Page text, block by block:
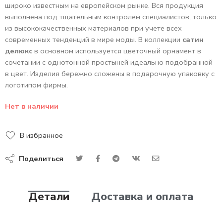
широко известным на европейском рынке. Вся продукция
выполнена под тщательным контролем специалистов, только
из высококачественных материалов при учете всех
современных тенденций в мире моды. В коллекции сатин
делюкс в основном используется цветочный орнамент в
сочетании с однотонной простыней идеально подобранной
в цвет. Изделия бережно сложены в подарочную упаковку с
логотипом фирмы.
Нет в наличии
В избранное
Поделиться
Детали Доставка и оплата